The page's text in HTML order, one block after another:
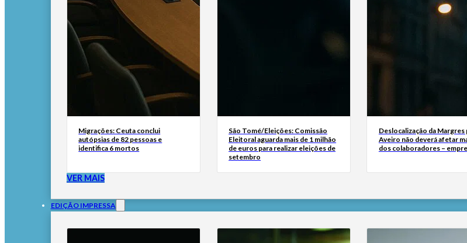
Migrações: Ceuta conclui
autópsias de 82 pessoas e
identifica 6 mortos
São Tomé/Eleições: Comissão
Eleitoral aguarda mais de 1 milhão
de euros para realizar eleições de
setembro
Deslocalização da Margres
Aveiro não deverá afetar
dos colaboradores –
VER MAIS
EDIÇÃO IMPRESSA